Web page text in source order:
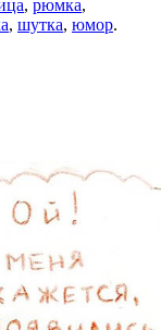
, рюмка,
, шутка, юмор.